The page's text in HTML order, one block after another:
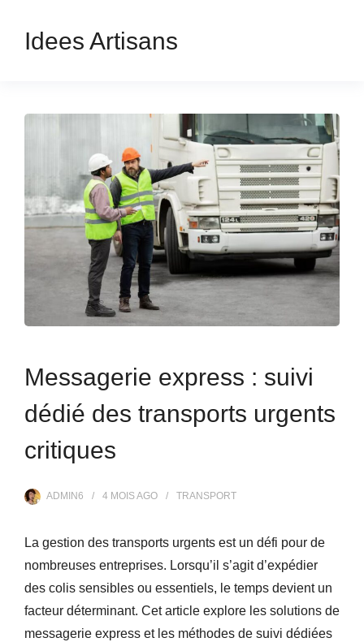
Idees Artisans
Messagerie express : suivi
dédié des transports urgents
critiques
ADMIN6 4 MOISAGO TRANSPORT
La gestion des transports urgents est un défi pour de
nombreuses entreprises. Lorsqu’il s’agit d’expédier
des colis sensibles ou essentiels, le temps devient un
facteur déterminant. Cet article explore les solutions de
messagerie express et les méthodes de suivi dédiées